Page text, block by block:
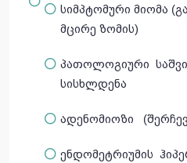
სიმპტომური მიომა
მცირე ზომის)
პათოლოგიური
სისხლდენა
ადენომიოზი
ენდომეტრიუმის